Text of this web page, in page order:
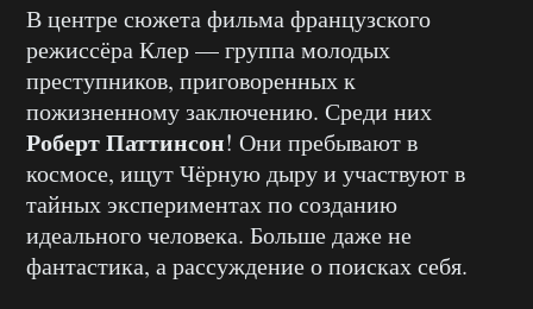
В центре сюжета фильма французского
режиссёра Клер — группа молодых
преступников, приговоренных к
пожизненному заключению. Среди них
Роберт Паттинсон! Они пребывают в
космосе, ищут Чёрную дыру и участвуют в
тайных экспериментах по созданию
идеального человека. Больше даже не
фантастика, а рассуждение о поисках себя.